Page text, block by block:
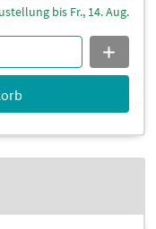
bis Fr., 14. Aug.